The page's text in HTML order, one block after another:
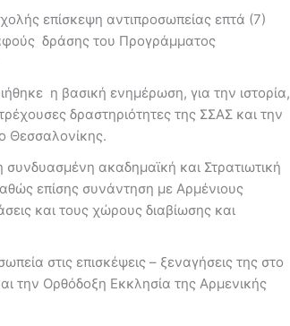
επίσκεψη αντιπροσωπείας επτά (7)
δράσης του Προγράμματος
η βασική ενημέρωση, για την ιστορία,
δραστηριότητες της ΣΣΑΣ και την
Θεσσαλονίκης.
ακαδημαϊκή και Στρατιωτική
επίσης συνάντηση με Αρμένιους
και τους χώρους διαβίωσης και
στις επισκέψεις – ξεναγήσεις της στο
την Ορθόδοξη Εκκλησία της Αρμενικής